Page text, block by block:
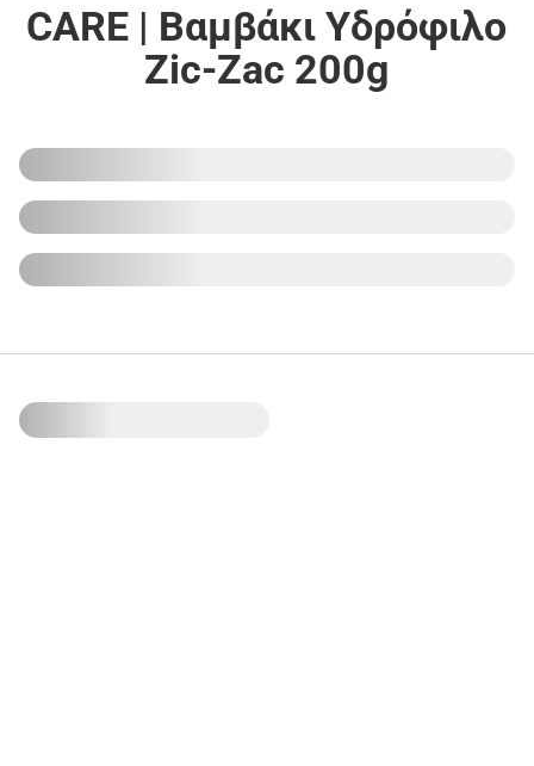
CARE | Βαμβάκι Υδρόφιλο
Zic-Zac 200g